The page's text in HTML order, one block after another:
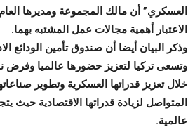
العسكري” أن مالك المجموعة ومديرها
الاعتبار أهمية مجالات عمل المشتبه بهما.
وذكر البيان أيضا أن صندوق تأمين الودائع الادخارية تولى تأمين 10
وتسعى تركيا لتعزيز حضورها عالميا وفرض
خلال تعزيز قدراتها العسكرية وتطوير
عالمية.